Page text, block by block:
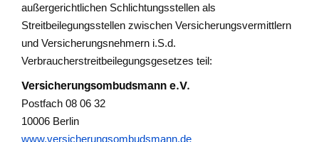
außergerichtlichen Schlichtungsstellen als
Streitbeilegungsstellen zwischen Versicherungsvermittlern
und Versicherungsnehmern i.S.d.
Verbraucherstreitbeilegungsgesetzes teil:
Versicherungsombudsmann e.V.
Postfach 08 06 32
10006 Berlin
www.versicherungsombudsmann.de